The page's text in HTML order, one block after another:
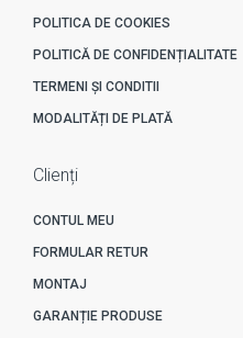
POLITICA DE COOKIES
POLITICĂ DE CONFIDENȚIALITATE
TERMENI ȘI CONDITII
MODALITĂȚI DE PLATĂ
Clienți
CONTUL MEU
FORMULAR RETUR
MONTAJ
GARANȚIE PRODUSE